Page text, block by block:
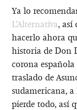
Ya lo
L’Alternativa, así
hacerlo ahora
historia de Don
corona
traslado de
sudamericana, a
pierde todo, así